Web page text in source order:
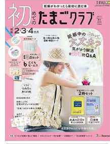
そのおかげで今まで話したこ
し、子どものお友だちつなが
きたので、役員を引き受けて
基本的にみんな同じ小学校へ
学校の様子を聞けるのもすご
子どもの学年や性別が違うと
を通じて知り合うことができ
先日ＰＴＡとしての大きなイ
への引継ぎや卒園・進級に向
まだ任期は終えていませんが
終わったらパーッと打ち上げ
るんですよ(笑)。